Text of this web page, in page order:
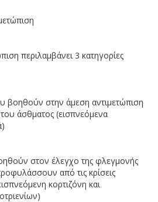
περιλαμβάνει 3 κατηγορίες
βοηθούν στην άμεση αντιμετώπιση
άσθματος (εισπνεόμενα
στον έλεγχο της φλεγμονής
από τις κρίσεις
κορτιζόνη και